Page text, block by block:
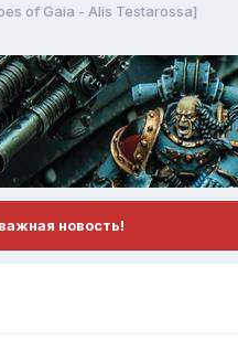
of Gaia - Alis Testarossa]
новость!